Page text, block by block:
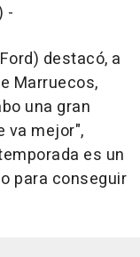
-
destacó, a
Marruecos,
una gran
va mejor",
es un
para conseguir